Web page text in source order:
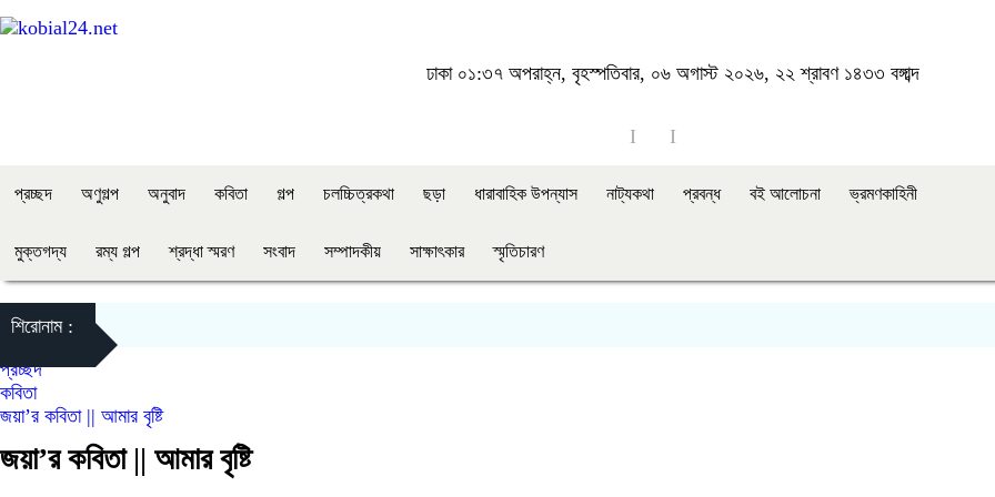
ঢাকা ০১:৩৭ অপরাহ্ন, বৃহস্পতিবার, ০৬ অগাস্ট ২০২৬, ২২ শ্রাবণ ১৪৩৩ বঙ্গাব্দ
প্রচ্ছদ অণুগল্প অনুবাদ কবিতা গল্প চলচ্চিত্রকথা ছড়া ধারাবাহিক উপন্যাস নাট্যকথা প্রবন্ধ বই আলোচনা ভ্রমণকাহিনী
মুক্তগদ্য রম্য গল্প শ্রদ্ধা স্মরণ সংবাদ সম্পাদকীয় সাক্ষাৎকার স্মৃতিচারণ
শিরোনাম :
প্রচ্ছদ
কবিতা
জয়া’র কবিতা || আমার বৃষ্টি
জয়া’র কবিতা || আমার বৃষ্টি